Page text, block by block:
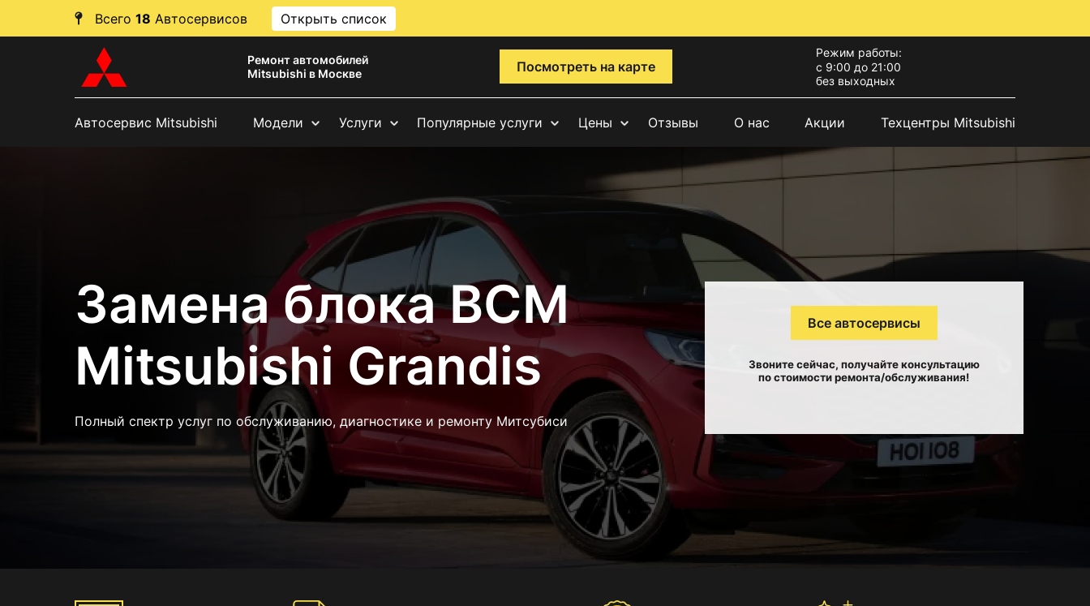
Всего 18 Автосервисов Открыть список
Ремонт автомобилей
Mitsubishi в Москве
Посмотреть на карте
Режим работы:
с 9:00 до 21:00
без выходных
Автосервис Mitsubishi Модели Услуги Популярные услуги Цены Отзывы О нас Акции Техцентры Mitsubishi
Замена блока BCM
Mitsubishi Grandis
Полный спектр услуг по обслуживанию, диагностике и ремонту Митсубиси
Все автосервисы
Звоните сейчас, получайте консультацию
по стоимости ремонта/обслуживания!